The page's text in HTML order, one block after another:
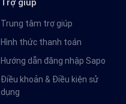
Trợ giúp
Trung tâm trợ giúp
Hình thức thanh toán
Hướng dẫn đăng nhập Sapo
Điều khoản & Điều kiện sử
dụng